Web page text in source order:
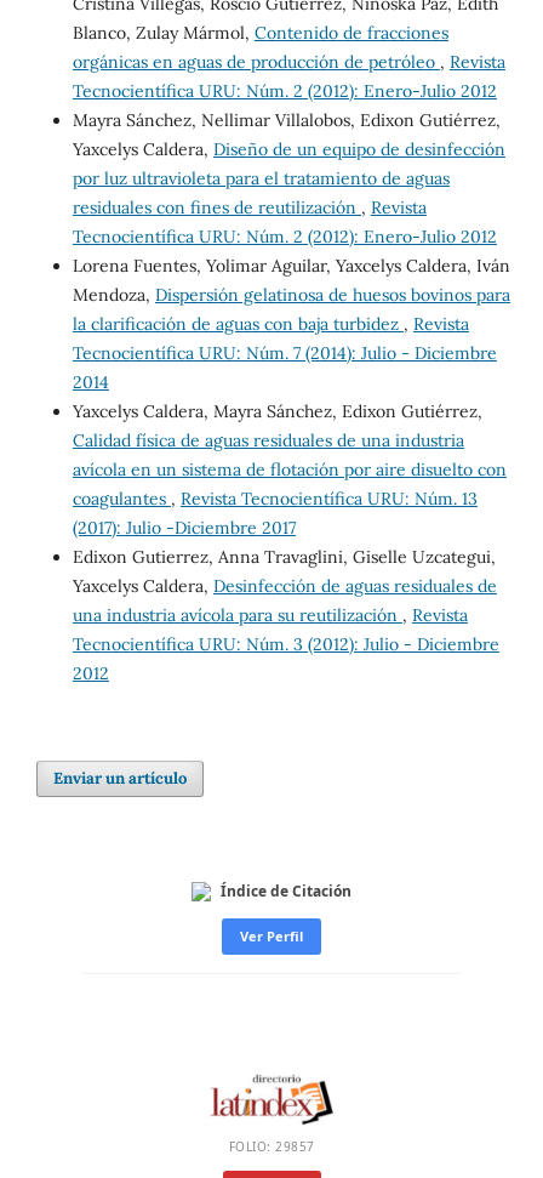
Blanco, Zulay Mármol, Contenido de fracciones
orgánicas en aguas de producción de petróleo , Revista
Tecnocientífica URU: Núm. 2 (2012): Enero-Julio 2012
Mayra Sánchez, Nellimar Villalobos, Edixon Gutiérrez,
Yaxcelys Caldera, Diseño de un equipo de desinfección
por luz ultravioleta para el tratamiento de aguas
residuales con fines de reutilización , Revista
Tecnocientífica URU: Núm. 2 (2012): Enero-Julio 2012
Lorena Fuentes, Yolimar Aguilar, Yaxcelys Caldera, Iván
Mendoza, Dispersión gelatinosa de huesos bovinos para
la clarificación de aguas con baja turbidez , Revista
Tecnocientífica URU: Núm. 7 (2014): Julio - Diciembre
2014
Yaxcelys Caldera, Mayra Sánchez, Edixon Gutiérrez,
Calidad física de aguas residuales de una industria
avícola en un sistema de flotación por aire disuelto con
coagulantes , Revista Tecnocientífica URU: Núm. 13
(2017): Julio -Diciembre 2017
Edixon Gutierrez, Anna Travaglini, Giselle Uzcategui,
Yaxcelys Caldera, Desinfección de aguas residuales de
una industria avícola para su reutilización , Revista
Tecnocientífica URU: Núm. 3 (2012): Julio - Diciembre
2012
Enviar un artículo
Índice de Citación
Ver Perfil
FOLIO: 29857